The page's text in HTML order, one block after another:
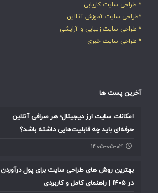
* طراحی سایت کاریابی
*طراحی سایت آموزش آنلاین
* طراحی سایت زیبایی و آرایشی
* طراحی سایت خبری
آخرین پست ها
امکانات سایت ارز دیجیتال؛ هر صرافی آنلاین
حرفه‌ای باید چه قابلیت‌هایی داشته باشد؟
۱۴۰۵-۰۵-۰۴
بهترین روش های طراحی سایت برای پول درآوردن
در ۱۴۰۵ | راهنمای کامل و کاربردی